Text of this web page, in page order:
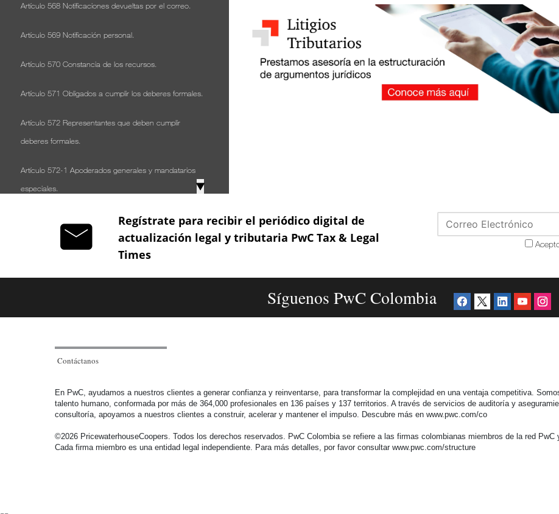
▼
Artículo 568 Notificaciones devueltas por el correo.
Artículo 569 Notificación personal.
Artículo 570 Constancia de los recursos.
Artículo 571 Obligados a cumplir los deberes formales.
Artículo 572 Representantes que deben cumplir
deberes formales.
Artículo 572-1 Apoderados generales y mandatarios
especiales.
Artículo 573 Responsabilidad subsidiaria de los
representantes por incumplimiento de deberes
complementarios.
período fiscal.
sin residencia en el país.
Regístrate para recibir el periódico digital de
actualización legal y tributaria PwC Tax & Legal
Times
Síguenos PwC Colombia
Contáctanos
En PwC, ayudamos a nuestros clientes a generar confianza y reinventarse, para transformar la complejidad en una ventaja competitiva.
talento humano, conformada por más de 364,000 profesionales en 136 países y 137 territorios. A través de servicios de auditoría y
consultoría, apoyamos a nuestros clientes a construir, acelerar y mantener el impulso. Descubre más en www.pwc.com/co
©2026 PricewaterhouseCoopers. Todos los derechos reservados. PwC Colombia se refiere a las firmas colombianas miembros de la red
Cada firma miembro es una entidad legal independiente. Para más detalles, por favor consultar www.pwc.com/structure